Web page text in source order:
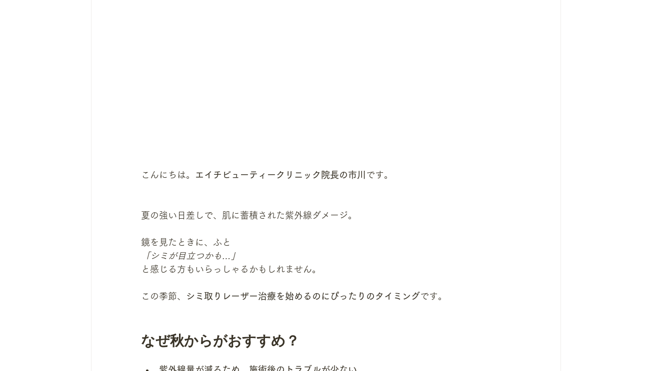
こんにちは。 エイチビューティークリニック院長の市川 です。
夏の強い日差しで、肌に蓄積された紫外線ダメージ。
鏡を見たときに、ふと
「シミが目立つかも…」
と感じる方もいらっしゃるかもしれません。
この季節、 シミ取りレーザー治療を始めるのにぴったりのタイミングです。
なぜ秋からがおすすめ？